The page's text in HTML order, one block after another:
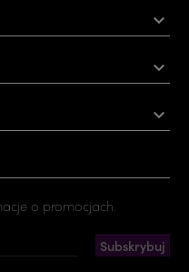



o promocjach.